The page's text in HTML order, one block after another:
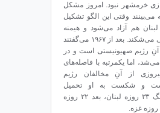
خرمشهر نبود. امروز مشکل
می‌بینند وقتی این الگو تشکیل
هم آزاد می‌شود و هیمنه
رژیم صهیونیستی می‌شکند. بعد از ۱۹۶۷ می‌گفتند
رژیم صهیونیستی است و در
اما یکمرتبه با فاصله‌های
از آنِ مخالفان رژیم
و شکست به او تحمیل
می‌شود. اول جنگ ۳۳ روزه لبنان، بعد ۲۲ روزه
غزه.